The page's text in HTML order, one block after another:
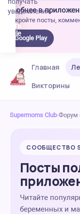
Удобнее в
Откройте посты,
Google Play
уведомления.
Главная
Викторины
Supermoms Club›Форум
СООБЩЕСТВО
Посты
Читайте
беременных и